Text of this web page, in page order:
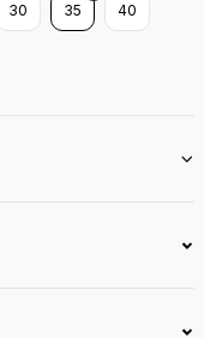
30 35 40